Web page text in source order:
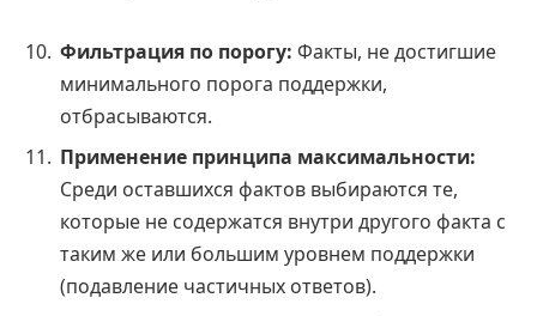
Фильтрация по порогу: Факты, не достигшие
минимального порога поддержки,
отбрасываются.
Применение принципа максимальности:
Среди оставшихся фактов выбираются те,
которые не содержатся внутри другого факта с
таким же или большим уровнем поддержки
(подавление частичных ответов).